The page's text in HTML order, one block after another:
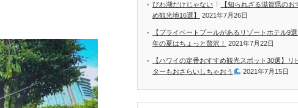
びわ湖だけじゃない
【知られざる滋賀県のお
め観光地16選】
2021年7月26日
【プライベートプールがあるリゾートホテル9
年の夏はちょっと贅沢！
2021年7月22日
【ハワイの定番おすすめ観光スポット30選】リ
ターもおさらいしちゃおう
2021年7月15日